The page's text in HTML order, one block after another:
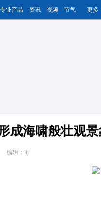
专业产品 资讯 视频 节气 更多
成海啸般壮观
编辑：lij